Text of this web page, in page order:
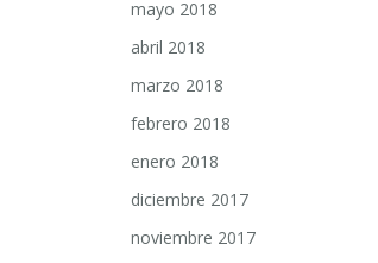
mayo 2018
abril 2018
marzo 2018
febrero 2018
enero 2018
diciembre 2017
noviembre 2017